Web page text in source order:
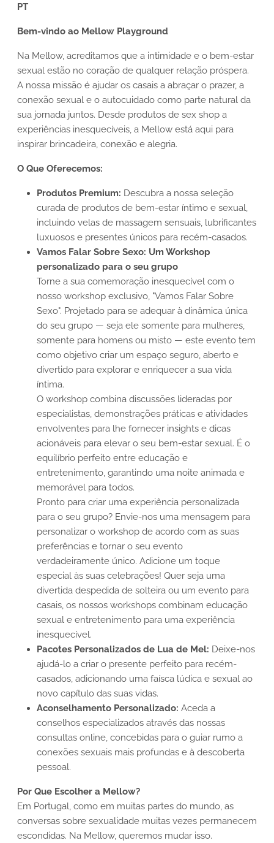
PT
Bem-vindo ao Mellow Playground
Na Mellow, acreditamos que a intimidade e o bem-estar
sexual estão no coração de qualquer relação próspera.
A nossa missão é ajudar os casais a abraçar o prazer, a
conexão sexual e o autocuidado como parte natural da
sua jornada juntos. Desde produtos de sex shop a
experiências inesquecíveis, a Mellow está aqui para
inspirar brincadeira, conexão e alegria.
O Que Oferecemos:
Produtos Premium: Descubra a nossa seleção
curada de produtos de bem-estar íntimo e sexual,
incluindo velas de massagem sensuais, lubrificantes
luxuosos e presentes únicos para recém-casados.
Vamos Falar Sobre Sexo: Um Workshop
personalizado para o seu grupo
Torne a sua comemoração inesquecível com o
nosso workshop exclusivo, "Vamos Falar Sobre
Sexo". Projetado para se adequar à dinâmica única
do seu grupo — seja ele somente para mulheres,
somente para homens ou misto — este evento tem
como objetivo criar um espaço seguro, aberto e
divertido para explorar e enriquecer a sua vida
íntima.
O workshop combina discussões lideradas por
especialistas, demonstrações práticas e atividades
envolventes para lhe fornecer insights e dicas
acionáveis para elevar o seu bem-estar sexual. É o
equilíbrio perfeito entre educação e
entretenimento, garantindo uma noite animada e
memorável para todos.
Pronto para criar uma experiência personalizada
para o seu grupo? Envie-nos uma mensagem para
personalizar o workshop de acordo com as suas
preferências e tornar o seu evento
verdadeiramente único. Adicione um toque
especial às suas celebrações! Quer seja uma
divertida despedida de solteira ou um evento para
casais, os nossos workshops combinam educação
sexual e entretenimento para uma experiência
inesquecível.
Pacotes Personalizados de Lua de Mel: Deixe-nos
ajudá-lo a criar o presente perfeito para recém-
casados, adicionando uma faísca lúdica e sexual ao
novo capítulo das suas vidas.
Aconselhamento Personalizado: Aceda a
conselhos especializados através das nossas
consultas online, concebidas para o guiar rumo a
conexões sexuais mais profundas e à descoberta
pessoal.
Por Que Escolher a Mellow?
Em Portugal, como em muitas partes do mundo, as
conversas sobre sexualidade muitas vezes permanecem
escondidas. Na Mellow, queremos mudar isso.